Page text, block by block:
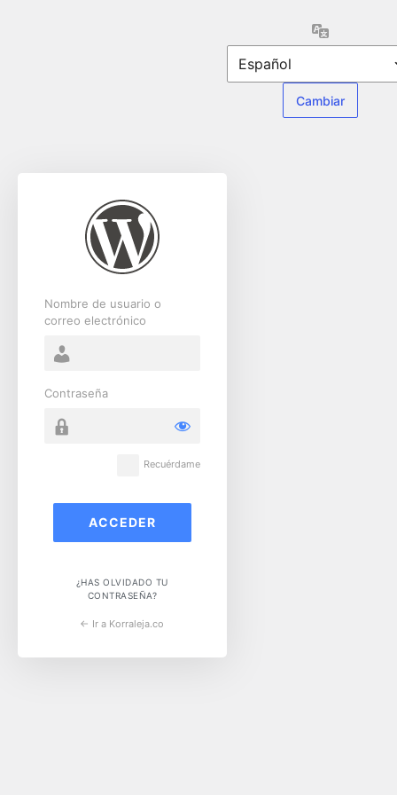
Nombre de usuario o
correo electrónico
Contraseña
Recuérdame
¿HAS OLVIDADO TU
CONTRASEÑA?
← Ir a Korraleja.co
Idioma